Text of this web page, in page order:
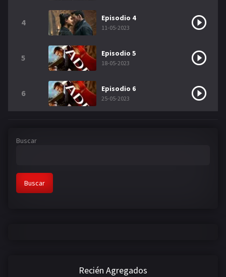
1990
PELICULAS
4 Episodio 4
11-05-2023
5 Episodio 5
18-05-2023
6 Episodio 6
25-05-2023
Buscar
Buscar
Recién Agregados